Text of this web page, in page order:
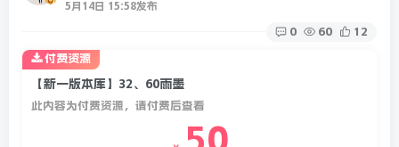
5月14日 15:58发布
0 60 12
【新一版本库】32、60雨墨
此内容为付费资源，请付费后查看
50
付费资源